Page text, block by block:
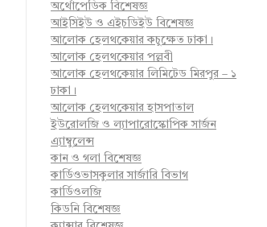
অর্থোপেডিক বিশেষজ্ঞ
আইসিইউ ও এইচডিইউ বিশেষজ্ঞ
আলোক হেলথকেয়ার কচুক্ষেত ঢাকা।
আলোক হেলথকেয়ার পল্লবী
আলোক হেলথকেয়ার লিমিটেড মিরপুর – ১
ঢাকা।
আলোক হেলথকেয়ার হাসপাতাল
ইউরোলজি ও ল্যাপারোস্কোপিক সার্জন
এ্যাম্বুলেন্স
কান ও গলা বিশেষজ্ঞ
কার্ডিওভাসকুলার সার্জারি বিভাগ
কার্ডিওলজি
কিডনি বিশেষজ্ঞ